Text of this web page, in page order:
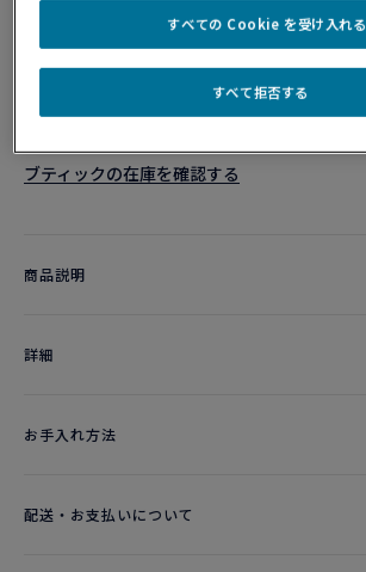
カスタマイズ
ショッピングバッグに追加
ブティックの在庫を確認する​
商品説明
詳細​
お手入れ方法
配送・お支払いについて
すべて拒否する
すべての Cookie を受け入れる